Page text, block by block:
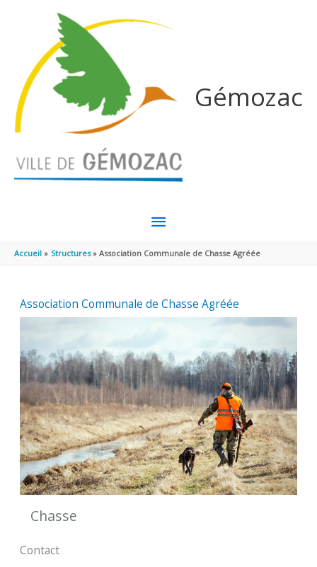
Gémozac
MENU
PRINCIPAL
Accueil Structures Association Communale de Chasse Agréée
Association Communale de Chasse Agréée
Chasse
Contact